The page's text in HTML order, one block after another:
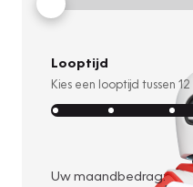
Looptijd
Kies een looptijd tussen 12
Uw maandbedrag: